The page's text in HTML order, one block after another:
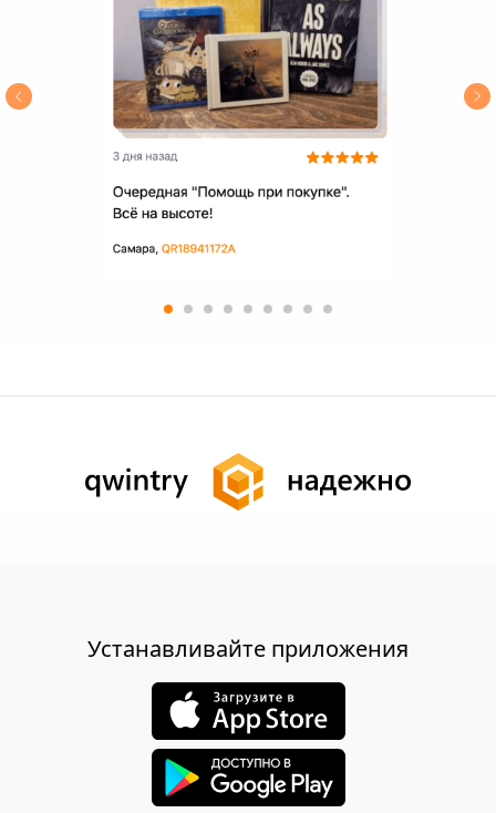
Устанавливайте приложения